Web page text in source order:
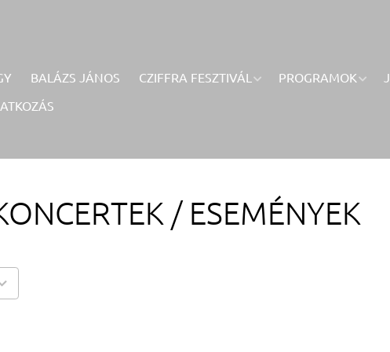
BALÁZS JÁNOS CZIFFRA FESZTIVÁL PROGRAMOK
/ ESEMÉNYEK